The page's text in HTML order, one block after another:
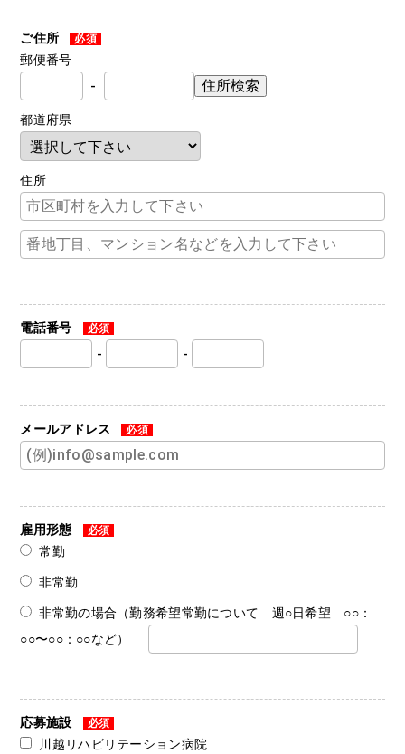
ご住所 必須
郵便番号
-
住所検索
都道府県
住所
電話番号 必須
- -
メールアドレス 必須
雇用形態 必須
常勤
非常勤
非常勤の場合（勤務希望常勤について 週○日希望 ○○：
○○〜○○：○○など）
応募施設 必須
川越リハビリテーション病院